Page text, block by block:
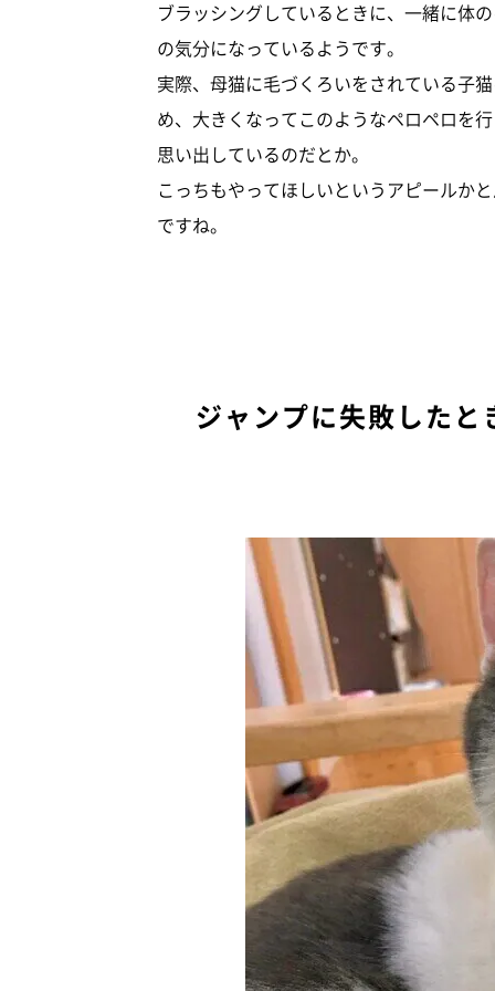
ブラッシングしているときに、一緒に体
の気分になっているようです。
実際、母猫に毛づくろいをされている子
め、大きくなってこのようなペロペロを
思い出しているのだとか。
こっちもやってほしいというアピールか
ですね。
ジャンプに失敗した